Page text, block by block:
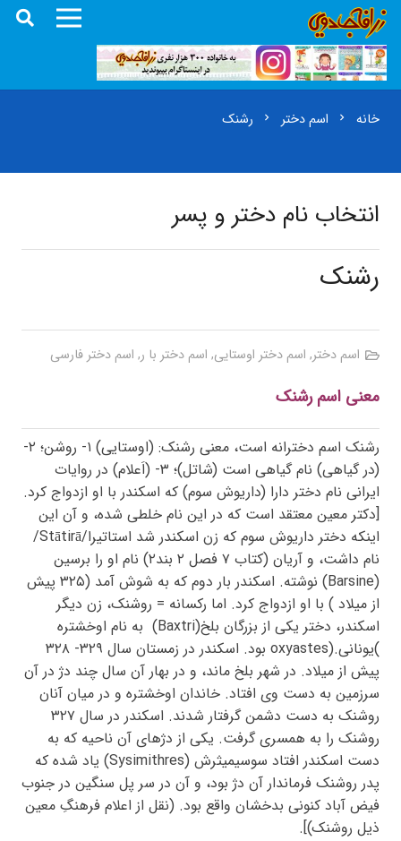
خانه chevron_right اسم دختر chevron_right رشنک
انتخاب نام دختر و پسر
رشنک
اسم دختر, اسم دختر اوستایی, اسم دختر با ر, اسم دختر فارسی
معنی اسم رشنک
رشنک اسم دخترانه است، معنی رشنک: (اوستایی) ۱- روشن؛ ۲-
(در گیاهی) نام گیاهی است (شاتل)؛ ۳- (اَعلام) در روایات
ایرانی نام دختر دارا (داریوش سوم) که اسکندر با او ازدواج کرد.
[دکتر معین معتقد است که در این نام خلطی شده، و آن این
اینکه دختر داریوش سوم که زن اسکندر شد استاتیرا/Stātirā
/
نام داشت، و آریان (کتاب ۷ فصل ۲ بند۲) نام او را برسین
(
Barsine
) نوشته. اسکندر بار دوم که به شوش آمد (۳۲۵ پیش
از میلاد ) با او ازدواج کرد. اما رکسانه = روشنک، زن دیگر
اسکندر، دختر یکی از بزرگان بلخ(Baxtri
) به نام اوخشتره
)یونانی.(oxyastes
بود. اسکندر در زمستان سال ۳۲۹- ۳۲۸
پیش از میلاد. در شهر بلخ ماند، و در بهار آن سال چند دژ در آن
سرزمین به دست وی افتاد. خاندان اوخشتره و در میان آنان
روشنک به دست دشمن گرفتار شدند. اسکندر در سال ۳۲۷
روشنک را به همسری گرفت. یکی از دژهای آن ناحیه که به
دست اسکندر افتاد سوسیمیثرش (Sysimithres) یاد شده که
پدر روشنک فرماندار آن دژ بود، و آن در سر پل سنگین در جنوب
فیض آباد کنونی بدخشان واقع بود. (نقل از اعلام فرهنگِ معین
ذیل روشنک)].